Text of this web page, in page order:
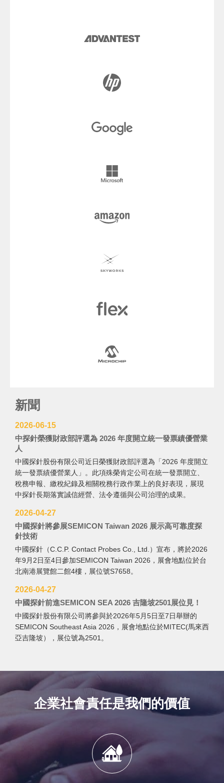
新聞
2026-06-15
中探針榮獲財政部評選為 2026 年度開立統一發票績優營業
人
中國探針股份有限公司近日榮獲財政部評選為「2026 年度開立
統一發票績優營業人」。此項殊榮肯定公司在統一發票開立、
稅務申報、繳稅紀錄及相關稅務行政作業上的良好表現，展現
中探針長期落實誠信經營、法令遵循與公司治理的成果。
2026-04-27
中國探針將參展SEMICON Taiwan 2026 展示高可靠度探
針技術
中國探針（C.C.P. Contact Probes Co., Ltd.）宣布，將於2026
年9月2日至4日參加SEMICON Taiwan 2026，展會地點位於台
北南港展覽館二館4樓，展位號S7658。
2026-04-27
中國探針前進SEMICON SEA 2026 吉隆坡2501展位見！
中國探針股份有限公司將參與於2026年5月5日至7日舉辦的
SEMICON Southeast Asia 2026，展會地點位於MITEC(馬來西
亞吉隆坡），展位號為2501。
企業社會責任是我們的價值